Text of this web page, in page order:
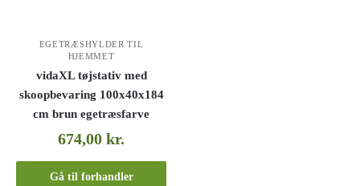
EGETRÆSHYLDER TIL
HJEMMET
vidaXL tøjstativ med
skoopbevaring 100x40x184
cm brun egetræsfarve
674,00kr.
Gå til forhandler